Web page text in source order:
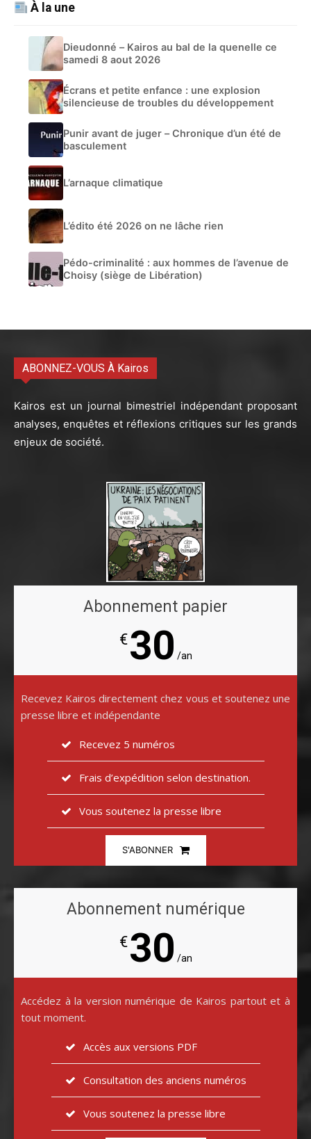
À la une
Dieudonné – Kairos au bal de la quenelle ce
samedi 8 aout 2026
Écrans et petite enfance : une explosion
silencieuse de troubles du développement
Punir avant de juger – Chronique d’un été de
basculement
L’arnaque climatique
L’édito été 2026 on ne lâche rien
Pédo-criminalité : aux hommes de l’avenue de
Choisy (siège de Libération)
ABONNEZ-VOUS À Kairos
Kairos est un journal bimestriel indépendant proposant
analyses, enquêtes et réflexions critiques sur les grands
enjeux de société.
Abonnement papier
€30 /an
Recevez Kairos directement chez vous et soutenez une
presse libre et indépendante
Recevez 5 numéros
Frais d’expédition selon destination.
Vous soutenez la presse libre
S'ABONNER
Abonnement numérique
€30 /an
Accédez à la version numérique de Kairos partout et à
tout moment.
Accès aux versions PDF
Consultation des anciens numéros
Vous soutenez la presse libre